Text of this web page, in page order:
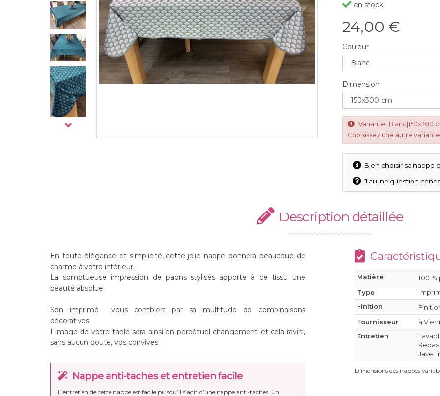
en stock
24,00 €
Couleur
Dimension
Variante "Blanc|150x300
Choisissez une autre
Bien choisir sa nappe
J'ai une question
Description détaillée
En toute élégance et simplicité, cette jolie nappe donnera beaucoup de
charme à votre intérieur.
La somptueuse impression de paons stylisés apporte à ce tissu une
beauté absolue.
Son imprimé vous comblera par sa multitude de combinaisons
décoratives.
L’image de votre table sera ainsi en perpétuel changement et cela ravira,
sans aucun doute, vos convives.
Nappe anti-taches et entretien facile
L'entretien de cette nappe est facile puisqu’il s’agit d’une nappe anti-taches. Un
Matière
100
Type
Finition
Fournisseur
à
Entretien
Javel
Dimensions des nappes